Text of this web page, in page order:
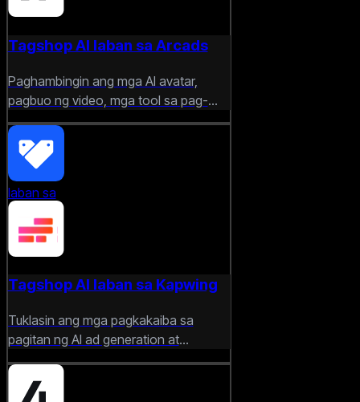
Tagshop AI laban sa Arcads
Paghambingin ang mga AI avatar,
pagbuo ng video, mga tool sa pag-
edit, at mga feature sa paglikha ng ad
na nakatuon sa ecommerce.
laban sa
Tagshop AI laban sa Kapwing
Tuklasin ang mga pagkakaiba sa
pagitan ng AI ad generation at
tradisyonal na online video editing
workflows.